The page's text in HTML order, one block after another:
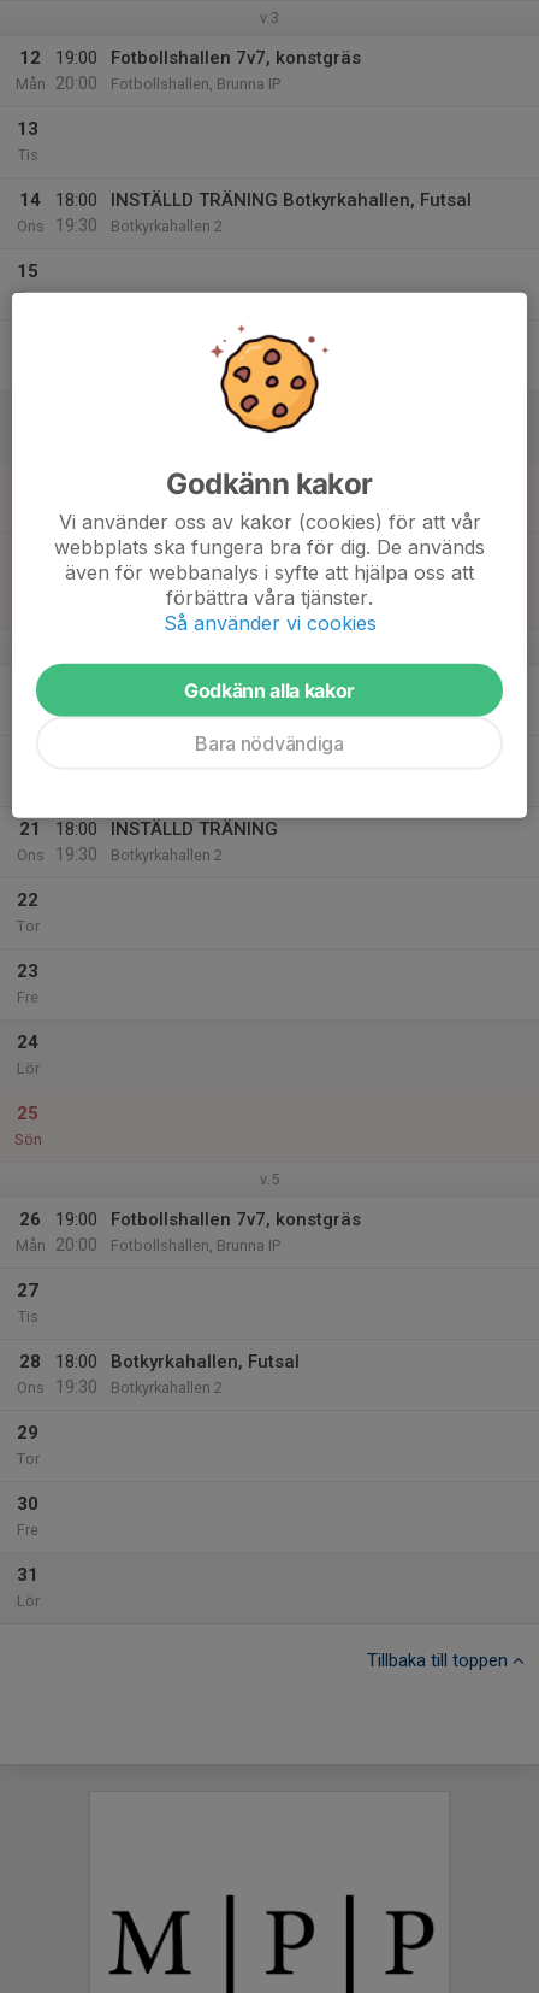
v.3
12
Mån
19:00
20:00
Fotbollshallen 7v7, konstgräs
Fotbollshallen, Brunna IP
13
Tis
14
Ons
18:00
19:30
INSTÄLLD TRÄNING Botkyrkahallen, Futsal
Botkyrkahallen 2
15
Tor
14:00
Match mot Ängby
Fotbollshallen, Brunna IP
16:00
17:00
Match mot Enskede IK Grå 1
Futsal P2014-3
Fittja Sporthall
19
Mån 20:00
Fotbollshallen 7v7, konstgräs
Fotbollshallen, Brunna IP
21
Ons
18:00
19:30
INSTÄLLD TRÄNING
Botkyrkahallen 2
22
Tor
23
Fre
24
Lör
25
Sön
v.5
26
Mån
19:00
20:00
Fotbollshallen 7v7, konstgräs
Fotbollshallen, Brunna IP
27
Tis
28
Ons
18:00
19:30
Botkyrkahallen, Futsal
Botkyrkahallen 2
29
Tor
30
Fre
31
Lör
Tillbaka till toppen
Godkänn kakor
Vi använder oss av kakor (cookies) för att vår
webbplats ska fungera bra för dig. De används
även för webbanalys i syfte att hjälpa oss att
förbättra våra tjänster.
Så använder vi cookies
Godkänn alla kakor
Bara nödvändiga